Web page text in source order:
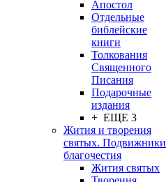
Апостол
Отдельные
библейские
книги
Толкования
Священного
Писания
Подарочные
издания
+ ЕЩЕ 3
Жития и творения
святых. Подвижники
благочестия
Жития святых